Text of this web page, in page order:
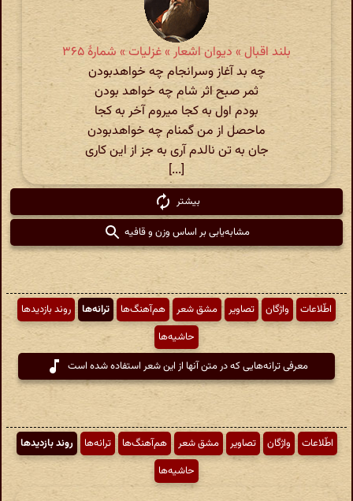
بلند اقبال » دیوان اشعار » غزلیات » شمارهٔ ۳۶۵
چه بد آغاز وسرانجام چه خواهدبودن
ثمر صبح اثر شام چه خواهد بودن
بودم اول به کجا میروم آخر به کجا
ماحصل از من گمنام چه خواهدبودن
جان به تن نالدم آری به جز از این کاری
[...]
بیشتر
مشابه‌یابی بر اساس وزن و قافیه
اطّلاعات واژگان تصاویر مشق شعر هم‌آهنگ‌ها ترانه‌ها
روند بازدیدها
حاشیه‌ها
معرفی ترانه‌هایی که در متن آنها از این شعر استفاده شده است
اطّلاعات واژگان تصاویر مشق شعر هم‌آهنگ‌ها ترانه‌ها
روند بازدیدها
حاشیه‌ها